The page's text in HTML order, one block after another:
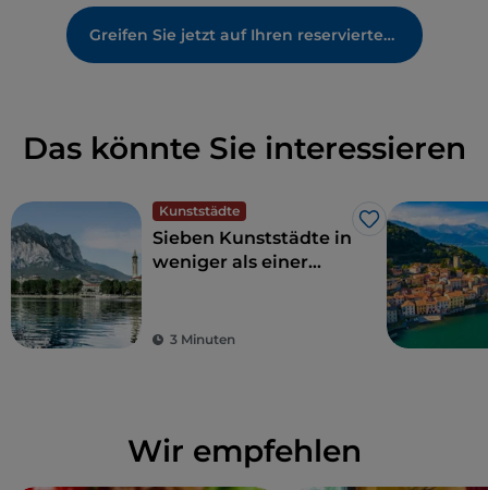
Greifen Sie jetzt auf Ihren reservierten Bereich zu
Das könnte Sie interessieren
Kunststädte
Like
Sieben Kunststädte in
weniger als einer
3 Minuten
Wir empfehlen